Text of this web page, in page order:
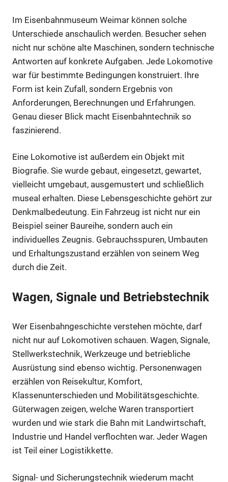
Im Eisenbahnmuseum Weimar können solche
Unterschiede anschaulich werden. Besucher sehen
nicht nur schöne alte Maschinen, sondern technische
Antworten auf konkrete Aufgaben. Jede Lokomotive
war für bestimmte Bedingungen konstruiert. Ihre
Form ist kein Zufall, sondern Ergebnis von
Anforderungen, Berechnungen und Erfahrungen.
Genau dieser Blick macht Eisenbahntechnik so
faszinierend.
Eine Lokomotive ist außerdem ein Objekt mit
Biografie. Sie wurde gebaut, eingesetzt, gewartet,
vielleicht umgebaut, ausgemustert und schließlich
museal erhalten. Diese Lebensgeschichte gehört zur
Denkmalbedeutung. Ein Fahrzeug ist nicht nur ein
Beispiel seiner Baureihe, sondern auch ein
individuelles Zeugnis. Gebrauchsspuren, Umbauten
und Erhaltungszustand erzählen von seinem Weg
durch die Zeit.
Wagen, Signale und Betriebstechnik
Wer Eisenbahngeschichte verstehen möchte, darf
nicht nur auf Lokomotiven schauen. Wagen, Signale,
Stellwerkstechnik, Werkzeuge und betriebliche
Ausrüstung sind ebenso wichtig. Personenwagen
erzählen von Reisekultur, Komfort,
Klassenunterschieden und Mobilitätsgeschichte.
Güterwagen zeigen, welche Waren transportiert
wurden und wie stark die Bahn mit Landwirtschaft,
Industrie und Handel verflochten war. Jeder Wagen
ist Teil einer Logistikkette.
Signal- und Sicherungstechnik wiederum macht